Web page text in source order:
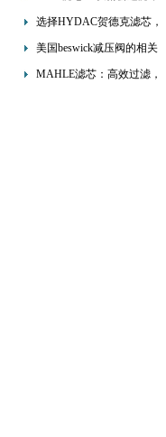
为工业流体筑起“隐形安全
选择HYDAC贺德克滤芯，
享受精准过滤与稳定性能
美国beswick减压阀的相关
知识
MAHLE滤芯：高效过滤，